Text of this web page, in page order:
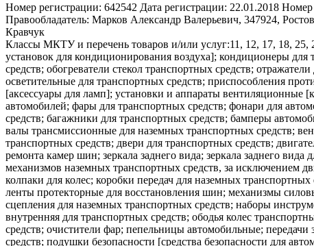
Номер регистрации: 642542 Дата регистрации: 22.01.2018 Номер
Правообладатель: Марков Александр Валерьевич, 347924,
Кравчук
Классы МКТУ и перечень товаров и/или услуг:11, 12, 17, 18, 25,
установок для кондиционирования воздуха]; кондиционеры для
средств; обогреватели стекол транспортных средств;
осветительные для транспортных средств; приспособления
[аксессуары для ламп]; установки и аппараты вентиляционные
автомобилей; фары для транспортных средств; фонари для
средств; багажники для транспортных средств; бамперы
валы трансмиссионные для наземных транспортных средств;
транспортных средств; двери для транспортных средств;
ремонта камер шин; зеркала заднего вида; зеркала заднего
механизмов наземных транспортных средств, за исключением
колпаки для колес; коробки передач для наземных
ленты протекторные для восстановления шин; механизмы
сцепления для наземных транспортных средств; наборы
внутренняя для транспортных средств; ободья колес
средств; очистители фар; пепельницы автомобильные;
средств; подушки безопасности [средства безопасности для